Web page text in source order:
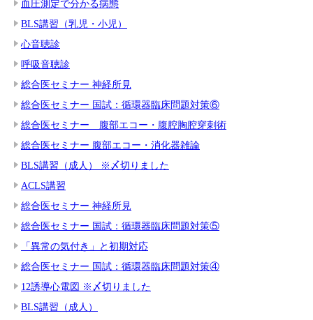
血圧測定で分かる病態
BLS講習（乳児・小児）
心音聴診
呼吸音聴診
総合医セミナー 神経所見
総合医セミナー 国試：循環器臨床問題対策⑥
総合医セミナー 腹部エコー・腹腔胸腔穿刺術
総合医セミナー 腹部エコー・消化器雑論
BLS講習（成人） ※〆切りました
ACLS講習
総合医セミナー 神経所見
総合医セミナー 国試：循環器臨床問題対策⑤
「異常の気付き」と初期対応
総合医セミナー 国試：循環器臨床問題対策④
12誘導心電図 ※〆切りました
BLS講習（成人）